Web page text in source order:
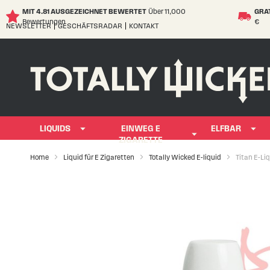
MIT 4.81 AUSGEZEICHNET BEWERTET Über 11,000
Bewertungen
€
Skip
NEWSLETTER GESCHÄFTSRADAR KONTAKT
LIQUIDS
EINWEG E
ZIGARETTE
ELFBAR
Home Liquid für E Zigaretten Totally Wicked E-liquid Titan E-